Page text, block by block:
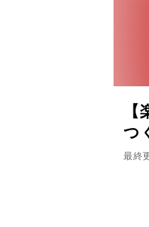
つ
最終